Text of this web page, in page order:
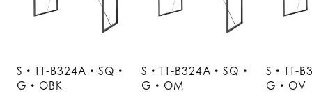
S・TT-B324A・SQ・
G・OBK
S・TT-B324A・SQ・
G・OM
S・TT-
G・OV